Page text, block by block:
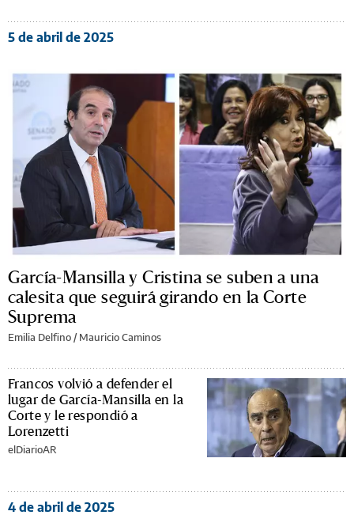
5 de abril de 2025
García-Mansilla y Cristina se suben a una
calesita que seguirá girando en la Corte
Suprema
Emilia Delfino/Mauricio Caminos
Francos volvió a defender el
lugar de García-Mansilla en la
Corte y le respondió a
Lorenzetti
elDiarioAR
4 de abril de 2025